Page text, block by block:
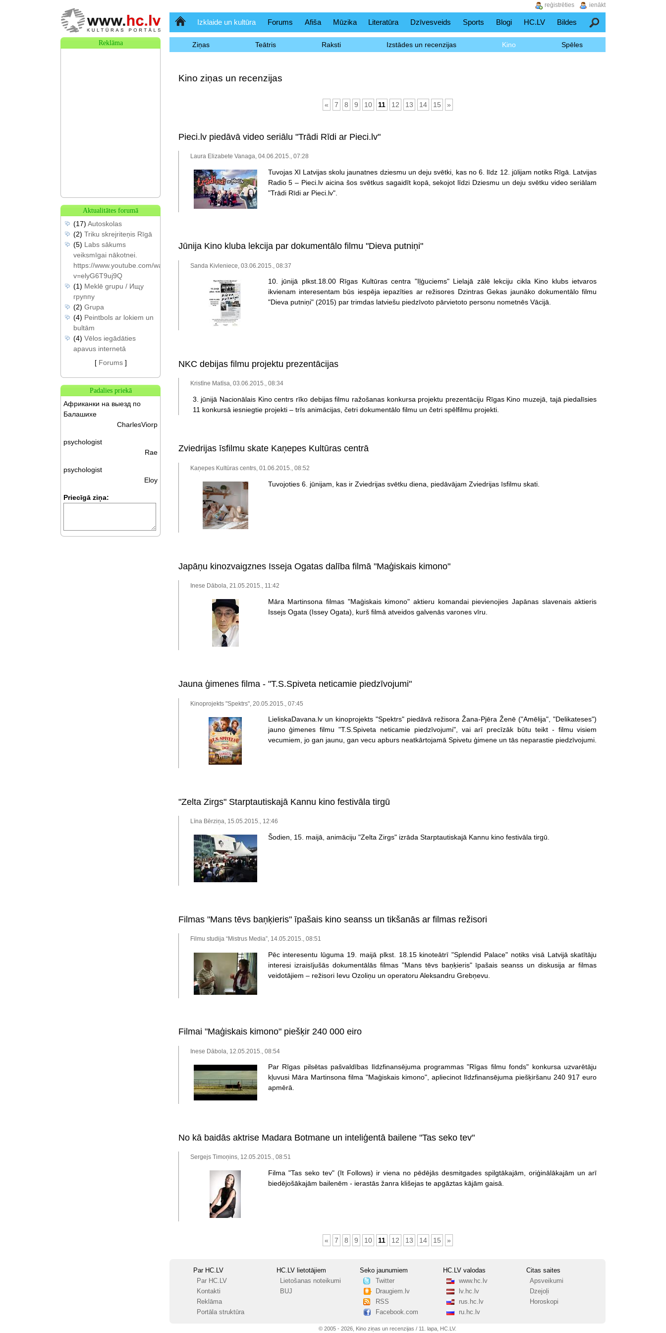
SākumlapaIzklaide un kultūra Forums Afiša Mūzika Literatūra Dzīvesveids Sports Blogi HC.LV Bildes Meklēšana
Ziņas Teātris Raksti Izstādes un recenzijas Kino Spēles
Kino ziņas un recenzijas
« 7 8 9 10 11 12 13 14 15 »
Pieci.lv piedāvā video seriālu "Trādi Rīdi ar Pieci.lv"
Laura Elizabete Vanaga, 04.06.2015., 07:28
Tuvojas XI Latvijas skolu jaunatnes dziesmu un deju svētki, kas no 6. līdz 12. jūlijam notiks Rīgā. Latvijas
Radio 5 – Pieci.lv aicina šos svētkus sagaidīt kopā, sekojot līdzi Dziesmu un deju svētku video seriālam
"Trādi Rīdi ar Pieci.lv".
Jūnija Kino kluba lekcija par dokumentālo filmu "Dieva putniņi"
Sanda Kivleniece, 03.06.2015., 08:37
10. jūnijā plkst.18.00 Rīgas Kultūras centra "Iļģuciems" Lielajā zālē lekciju cikla Kino klubs ietvaros
ikvienam interesentam būs iespēja iepazīties ar režisores Dzintras Gekas jaunāko dokumentālo filmu
"Dieva putniņi" (2015) par trimdas latviešu piedzīvoto pārvietoto personu nometnēs Vācijā.
NKC debijas filmu projektu prezentācijas
Kristīne Matīsa, 03.06.2015., 08:34
3. jūnijā Nacionālais Kino centrs rīko debijas filmu ražošanas konkursa projektu prezentāciju Rīgas Kino muzejā, tajā piedalīsies
11 konkursā iesniegtie projekti – trīs animācijas, četri dokumentālo filmu un četri spēlfilmu projekti.
Zviedrijas īsfilmu skate Kaņepes Kultūras centrā
Kaņepes Kultūras centrs, 01.06.2015., 08:52
Tuvojoties 6. jūnijam, kas ir Zviedrijas svētku diena, piedāvājam Zviedrijas īsfilmu skati.
Japāņu kinozvaigznes Isseja Ogatas dalība filmā "Maģiskais kimono"
Inese Dābola, 21.05.2015., 11:42
Māra Martinsona filmas "Maģiskais kimono" aktieru komandai pievienojies Japānas slavenais aktieris
Issejs Ogata (Issey Ogata), kurš filmā atveidos galvenās varones vīru.
Jauna ģimenes filma - "T.S.Spiveta neticamie piedzīvojumi"
Kinoprojekts "Spektrs", 20.05.2015., 07:45
LieliskaDavana.lv un kinoprojekts "Spektrs" piedāvā režisora Žana-Pjēra Ženē ("Amēlija", "Delikateses")
jauno ģimenes filmu "T.S.Spiveta neticamie piedzīvojumi", vai arī precīzāk būtu teikt - filmu visiem
vecumiem, jo gan jaunu, gan vecu apburs neatkārtojamā Spivetu ģimene un tās neparastie piedzīvojumi.
"Zelta Zirgs" Starptautiskajā Kannu kino festivāla tirgū
Līna Bērziņa, 15.05.2015., 12:46
Šodien, 15. maijā, animāciju "Zelta Zirgs" izrāda Starptautiskajā Kannu kino festivāla tirgū.
Filmas "Mans tēvs baņķieris" īpašais kino seanss un tikšanās ar filmas režisori
Filmu studija “Mistrus Media”, 14.05.2015., 08:51
Pēc interesentu lūguma 19. maijā plkst. 18.15 kinoteātrī "Splendid Palace" notiks visā Latvijā skatītāju
interesi izraisījušās dokumentālās filmas "Mans tēvs baņķieris" īpašais seanss un diskusija ar filmas
veidotājiem – režisori Ievu Ozoliņu un operatoru Aleksandru Grebņevu.
Filmai "Maģiskais kimono" piešķir 240 000 eiro
Inese Dābola, 12.05.2015., 08:54
Par Rīgas pilsētas pašvaldības līdzfinansējuma programmas "Rīgas filmu fonds" konkursa uzvarētāju
kļuvusi Māra Martinsona filma "Maģiskais kimono", apliecinot līdzfinansējuma piešķiršanu 240 917 euro
apmērā.
No kā baidās aktrise Madara Botmane un inteliģentā bailene "Tas seko tev"
Sergejs Timoņins, 12.05.2015., 08:51
Filma "Tas seko tev" (It Follows) ir viena no pēdējās desmitgades spilgtākajām, oriģinālākajām un arī
biedējošākajām bailenēm - ierastās žanra klišejas te apgāztas kājām gaisā.
« 7 8 9 10 11 12 13 14 15 »
Par HC.LV
Par HC.LV
Kontakti
Reklāma
Portāla struktūra
HC.LV lietotājiem
Lietošanas noteikumi
BUJ
Seko jaunumiem
Twitter
Draugiem.lv
RSS
Facebook.com
HC.LV valodas
www.hc.lv
lv.hc.lv
rus.hc.lv
ru.hc.lv
Citas saites
Apsveikumi
Dzejoļi
Horoskopi
Reklāma
Aktualitātes forumā
(17) Autoskolas
(2) Triku skrejriteņis Rīgā
(5) Labs sākums
veiksmīgai nākotnei.
https://www.youtube.com/watch?
v=elyG6T9uj9Q
(1) Meklē grupu / Ищу
группу
(2) Grupa
(4) Peintbols ar lokiem un
bultām
(4) Vēlos iegādāties
apavus internetā
[ Forums]
Padalies priekā
Африканки на выезд по
Балашихе
CharlesViorp
psychologist
Rae
psychologist
Eloy
Priecīgā ziņa:
ienākt
reģistrēties
© 2005 - 2026, Kino ziņas un recenzijas / 11. lapa, HC.LV.